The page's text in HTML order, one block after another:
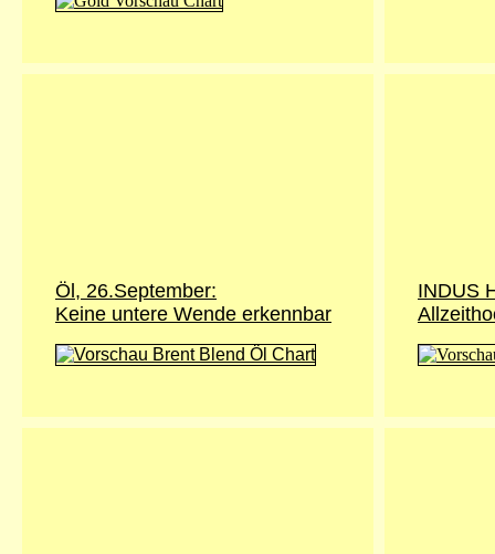
Öl, 26.September:
Keine untere Wende erkennbar
INDUS